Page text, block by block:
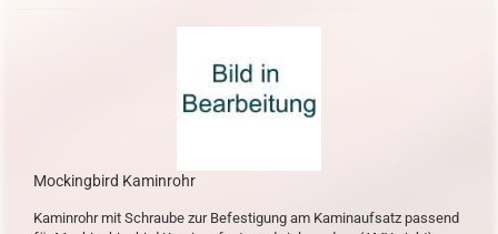
Mockingbird Kaminrohr
Kaminrohr mit Schraube zur Befestigung am Kaminaufsatz passend